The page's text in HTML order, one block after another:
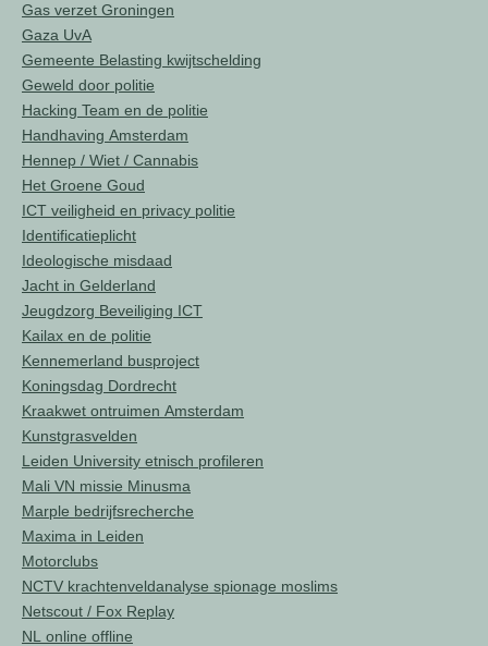
Gas verzet Groningen
Gaza UvA
Gemeente Belasting kwijtschelding
Geweld door politie
Hacking Team en de politie
Handhaving Amsterdam
Hennep / Wiet / Cannabis
Het Groene Goud
ICT veiligheid en privacy politie
Identificatieplicht
Ideologische misdaad
Jacht in Gelderland
Jeugdzorg Beveiliging ICT
Kailax en de politie
Kennemerland busproject
Koningsdag Dordrecht
Kraakwet ontruimen Amsterdam
Kunstgrasvelden
Leiden University etnisch profileren
Mali VN missie Minusma
Marple bedrijfsrecherche
Maxima in Leiden
Motorclubs
NCTV krachtenveldanalyse spionage moslims
Netscout / Fox Replay
NL online offline